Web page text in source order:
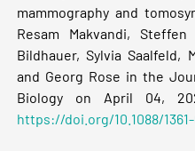
mammography and
Resam Makvandi,
Bildhauer, Sylvia Saalfeld,
and Georg Rose in the
Biology on April 04,
https://doi.org/10.1088/